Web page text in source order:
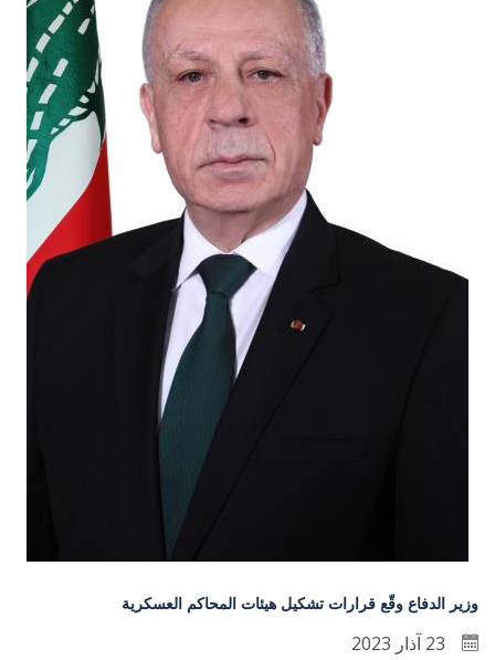
وزير الدفاع وقّع قرارات تشكيل هيئات المحاكم العسكرية